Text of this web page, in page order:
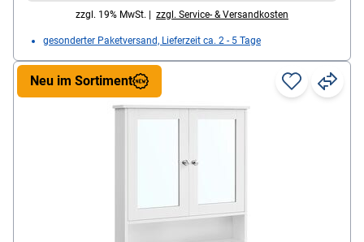
offenes Fach / max. statische Belastbarkeit der
Ablage oben 20,0 kg / max. statische Belastbarkeit
des offenen Fachs 5,0 kg / Höhe der Lampe 5,0 cm,
Maße, cm (B/T/H): 70/14,5/70, Gewicht: 18,3 kg,
Lieferumfang: Spiegelschrank
zzgl. 19% MwSt. | zzgl. Service- & Versandkosten
gesonderter Paketversand, Lieferzeit ca. 2 - 5 Tage
Neu im Sortiment